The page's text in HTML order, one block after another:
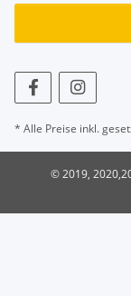
* Alle Preise inkl.
© 2019,